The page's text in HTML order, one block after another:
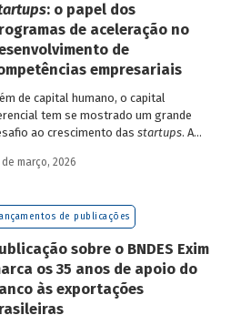
: o papel dos
de aceleração no
de
empresariais
de capital humano, o capital
tem se mostrado um grande
ao crescimento das startups. A
programas de aceleração têm
de março, 2026
de publicações
sobre o BNDES Exim
os 35 anos de apoio do
às exportações